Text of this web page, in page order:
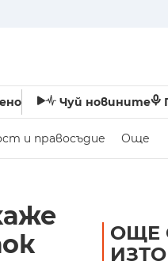
Чуй новините
и правосъдие Още
ОЩЕ